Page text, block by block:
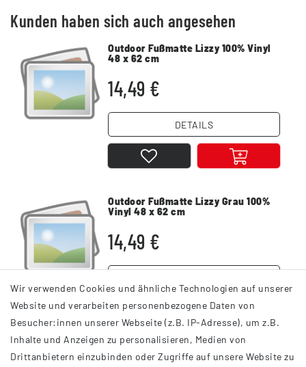
Kunden haben sich auch angesehen
Outdoor Fußmatte Lizzy 100% Vinyl
48 x 62 cm
14,49 €
DETAILS
Outdoor Fußmatte Lizzy Grau 100%
Vinyl 48 x 62 cm
14,49 €
Wir verwenden Cookies und ähnliche Technologien auf unserer
Website und verarbeiten personenbezogene Daten von
Besucher:innen unserer Webseite (z.B. IP-Adresse), um z.B.
Inhalte und Anzeigen zu personalisieren, Medien von
Drittanbietern einzubinden oder Zugriffe auf unsere Website zu